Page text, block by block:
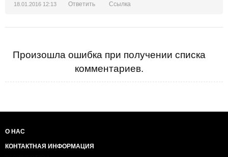
18.01.2016 12:13 Ответить Ссылка
Произошла ошибка при получении списка
комментариев.
О НАС
КОНТАКТНАЯ ИНФОРМАЦИЯ